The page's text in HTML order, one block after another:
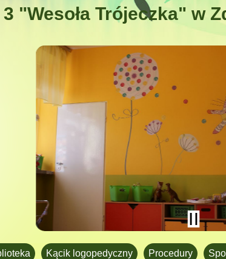
"Wesoła Trójeczka" w
Kącik logopedyczny Procedury